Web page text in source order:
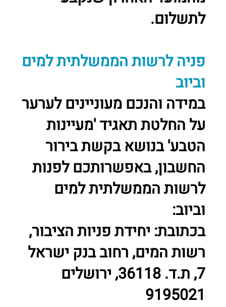
לתשלום.
פניה לרשות הממשלתית למים
וביוב
במידה והנכם מעוניינים לערער
על החלטת תאגיד 'מעיינות
הטבע' בנושא בקשת בירור
החשבון, באפשרותכם לפנות
לרשות הממשלתית למים
וביוב:
בכתובת: יחידת פניות הציבור,
רשות המים, רחוב בנק ישראל
7, ת.ד. 36118, ירושלים
9195021